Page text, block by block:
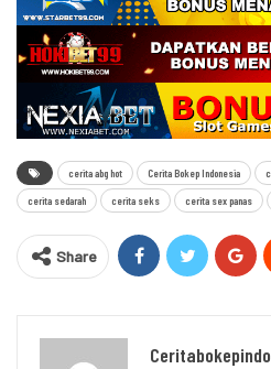
cerita abg hot Cerita Bokep Indonesia
cerita sedarah cerita seks cerita sex panas
Share